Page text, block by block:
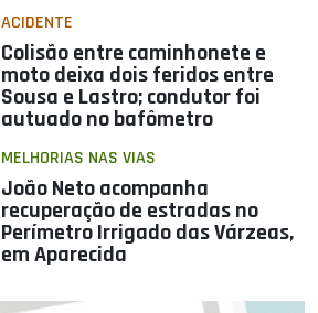
ACIDENTE
Colisão entre caminhonete e
moto deixa dois feridos entre
Sousa e Lastro; condutor foi
autuado no bafômetro
MELHORIAS NAS VIAS
João Neto acompanha
recuperação de estradas no
Perímetro Irrigado das Várzeas,
em Aparecida